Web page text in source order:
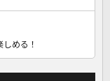
める！